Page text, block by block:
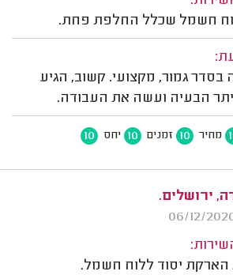
חשמל שכלל החלפת פחת.
בסדר גמור, מקצועי. קשוב, הגיע
הבעיה ועשה את העבודה.
מחיר 10 זמנים 10 יחס 10
ירושלים.
יסוד ללוח חשמל.